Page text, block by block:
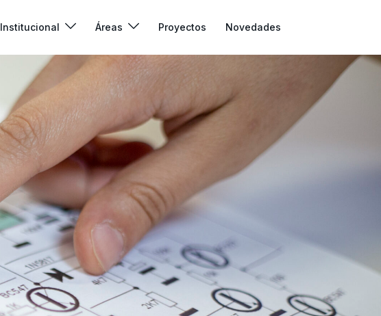
Institucional Áreas Proyectos Novedades